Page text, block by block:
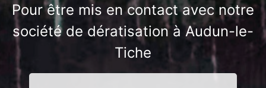
Pour être mis en contact avec notre
société de dératisation à Audun-le-
Tiche